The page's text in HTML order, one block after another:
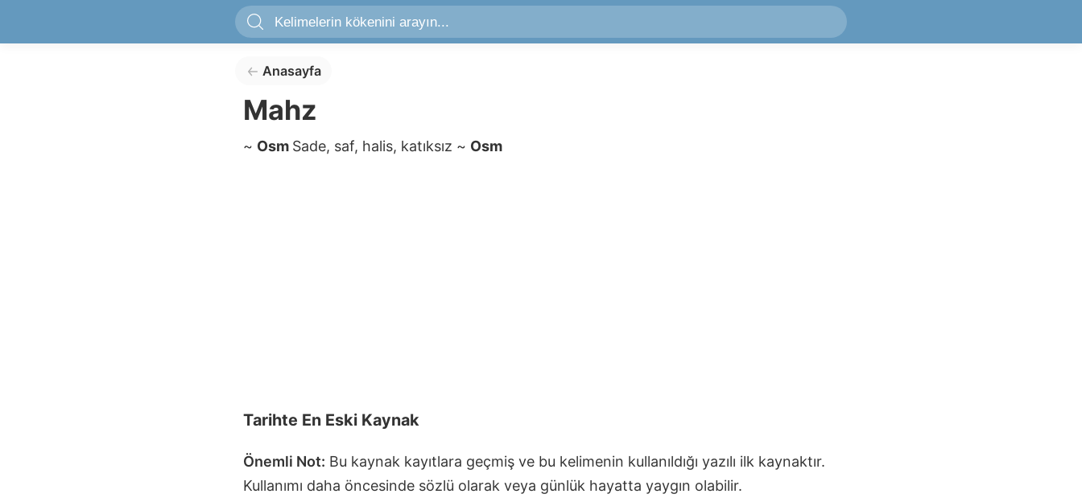
Anasayfa
Mahz
~ Osm Sade, saf, halis, katıksız ~ Osm
Tarihte En Eski Kaynak
Önemli Not: Bu kaynak kayıtlara geçmiş ve bu kelimenin kullanıldığı yazılı ilk kaynaktır.
Kullanımı daha öncesinde sözlü olarak veya günlük hayatta yaygın olabilir.